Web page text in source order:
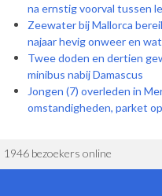
na ernstig voorval tussen
Zeewater bij Mallorca
najaar hevig onweer en
Twee doden en dertien
minibus nabij Damascus
Jongen (7) overleden in
omstandigheden, parket
1946 bezoekers online